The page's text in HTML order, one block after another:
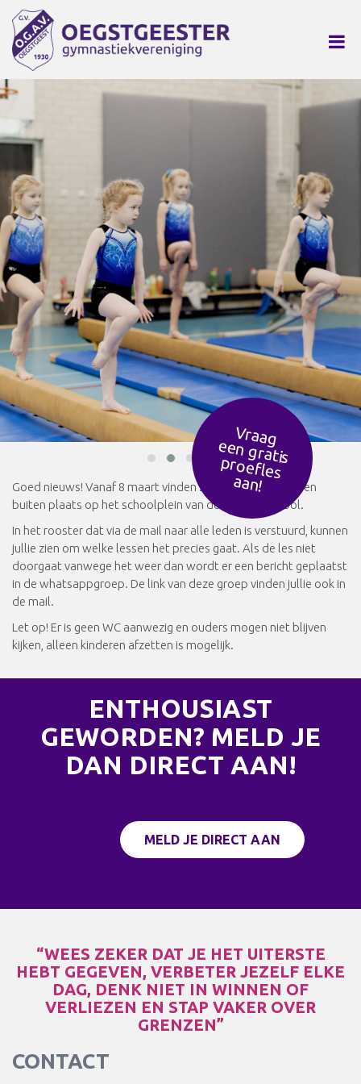
Vraag
een g
ratis
p
ro
efles
aan!
Goed nieuws! Vanaf 8 maart vinden zoveel mogelijk lessen
buiten plaats op het schoolplein van de Hofdijckschool.
In het rooster dat via de mail naar alle leden is verstuurd, kunnen
jullie zien om welke lessen het precies gaat. Als de les niet
doorgaat vanwege het weer dan wordt er een bericht geplaatst
in de whatsappgroep. De link van deze groep vinden jullie ook in
de mail.
Let op! Er is geen WC aanwezig en ouders mogen niet blijven
kijken, alleen kinderen afzetten is mogelijk.
ENTHOUSIAST
GEWORDEN? MELD JE
DAN DIRECT AAN!
MELD JE DIRECT AAN
“WEES ZEKER DAT JE HET UITERSTE
HEBT GEGEVEN, VERBETER JEZELF ELKE
DAG, DENK NIET IN WINNEN OF
VERLIEZEN EN STAP VAKER OVER
GRENZEN”
CONTACT